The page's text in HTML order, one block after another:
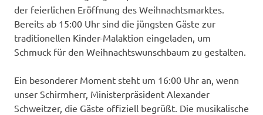
der feierlichen Eröffnung des Weihnachtsmarktes.
Bereits ab 15:00 Uhr sind die jüngsten Gäste zur
traditionellen Kinder-Malaktion eingeladen, um
Schmuck für den Weihnachtswunschbaum zu gestalten.
Ein besonderer Moment steht um 16:00 Uhr an, wenn
unser Schirmherr, Ministerpräsident Alexander
Schweitzer, die Gäste offiziell begrüßt. Die musikalische